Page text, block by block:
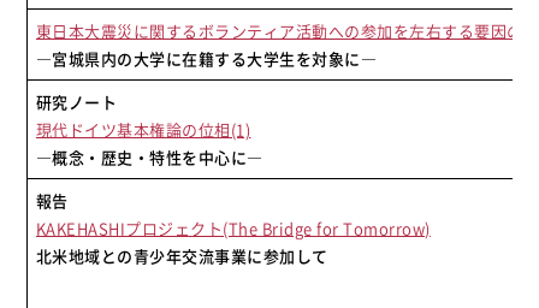
東日本大震災に関するボランティア活動への参加を左右する要因の
―宮城県内の大学に在籍する大学生を対象に―
研究ノート
現代ドイツ基本権論の位相(1)
―概念・歴史・特性を中心に―
報告
KAKEHASHIプロジェクト(The Bridge for Tomorrow)
北米地域との青少年交流事業に参加して